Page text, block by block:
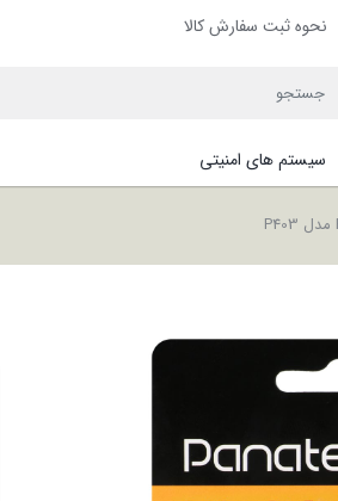
نحوه ثبت سفارش کالا
سیستم های امنیتی